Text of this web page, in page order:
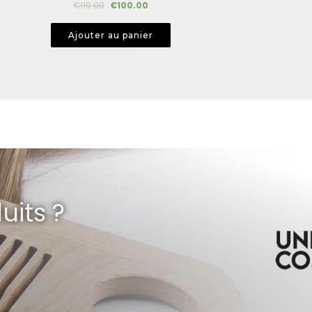
Note
sur 5
€110.00 €100.00
Ajouter au panier
?